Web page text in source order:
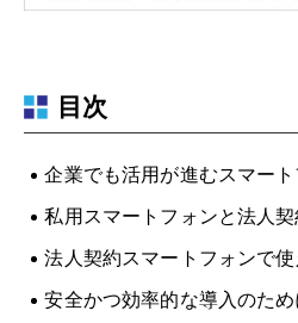
目次
企業でも活用が進むスマー
私用スマートフォンと法人
法人契約スマートフォンで
安全かつ効率的な導入のため